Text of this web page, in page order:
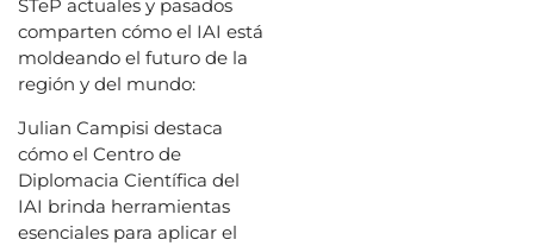
STeP actuales y pasados
comparten cómo el IAI está
moldeando el futuro de la
región y del mundo:
Julian Campisi destaca
cómo el Centro de
Diplomacia Científica del
IAI brinda herramientas
esenciales para aplicar el